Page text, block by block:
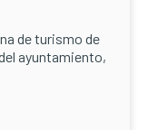
de turismo de
ayuntamiento,